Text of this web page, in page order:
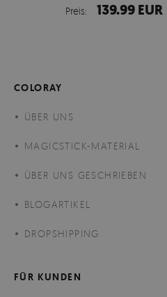
Preis: 139.99 EUR
COLORAY
ÜBER UNS
MAGICSTICK-MATERIAL
ÜBER UNS GESCHRIEBEN
BLOGARTIKEL
DROPSHIPPING
FÜR KUNDEN